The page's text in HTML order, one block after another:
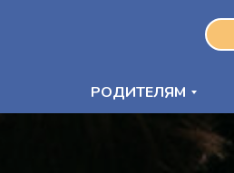
РОДИТЕЛЯМ